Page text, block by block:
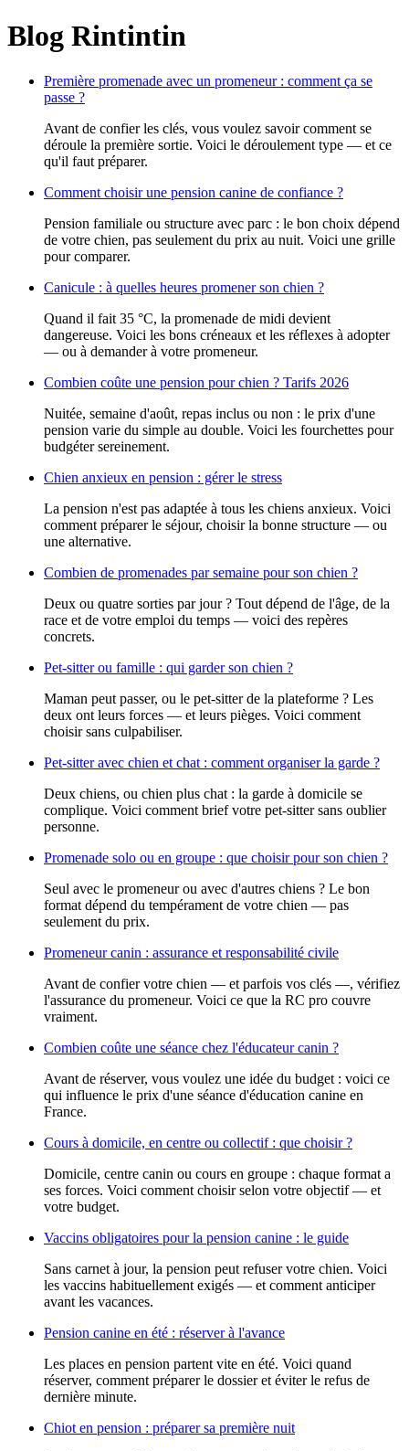
Blog Rintintin
Première promenade avec un promeneur : comment ça se
passe ?
Avant de confier les clés, vous voulez savoir comment se
déroule la première sortie. Voici le déroulement type — et ce
qu'il faut préparer.
Comment choisir une pension canine de confiance ?
Pension familiale ou structure avec parc : le bon choix dépend
de votre chien, pas seulement du prix au nuit. Voici une grille
pour comparer.
Canicule : à quelles heures promener son chien ?
Quand il fait 35 °C, la promenade de midi devient
dangereuse. Voici les bons créneaux et les réflexes à adopter
— ou à demander à votre promeneur.
Combien coûte une pension pour chien ? Tarifs 2026
Nuitée, semaine d'août, repas inclus ou non : le prix d'une
pension varie du simple au double. Voici les fourchettes pour
budgéter sereinement.
Chien anxieux en pension : gérer le stress
La pension n'est pas adaptée à tous les chiens anxieux. Voici
comment préparer le séjour, choisir la bonne structure — ou
une alternative.
Combien de promenades par semaine pour son chien ?
Deux ou quatre sorties par jour ? Tout dépend de l'âge, de la
race et de votre emploi du temps — voici des repères
concrets.
Pet-sitter ou famille : qui garder son chien ?
Maman peut passer, ou le pet-sitter de la plateforme ? Les
deux ont leurs forces — et leurs pièges. Voici comment
choisir sans culpabiliser.
Pet-sitter avec chien et chat : comment organiser la garde ?
Deux chiens, ou chien plus chat : la garde à domicile se
complique. Voici comment brief votre pet-sitter sans oublier
personne.
Promenade solo ou en groupe : que choisir pour son chien ?
Seul avec le promeneur ou avec d'autres chiens ? Le bon
format dépend du tempérament de votre chien — pas
seulement du prix.
Promeneur canin : assurance et responsabilité civile
Avant de confier votre chien — et parfois vos clés —, vérifiez
l'assurance du promeneur. Voici ce que la RC pro couvre
vraiment.
Combien coûte une séance chez l'éducateur canin ?
Avant de réserver, vous voulez une idée du budget : voici ce
qui influence le prix d'une séance d'éducation canine en
France.
Cours à domicile, en centre ou collectif : que choisir ?
Domicile, centre canin ou cours en groupe : chaque format a
ses forces. Voici comment choisir selon votre objectif — et
votre budget.
Vaccins obligatoires pour la pension canine : le guide
Sans carnet à jour, la pension peut refuser votre chien. Voici
les vaccins habituellement exigés — et comment anticiper
avant les vacances.
Pension canine en été : réserver à l'avance
Les places en pension partent vite en été. Voici quand
réserver, comment préparer le dossier et éviter le refus de
dernière minute.
Chiot en pension : préparer sa première nuit